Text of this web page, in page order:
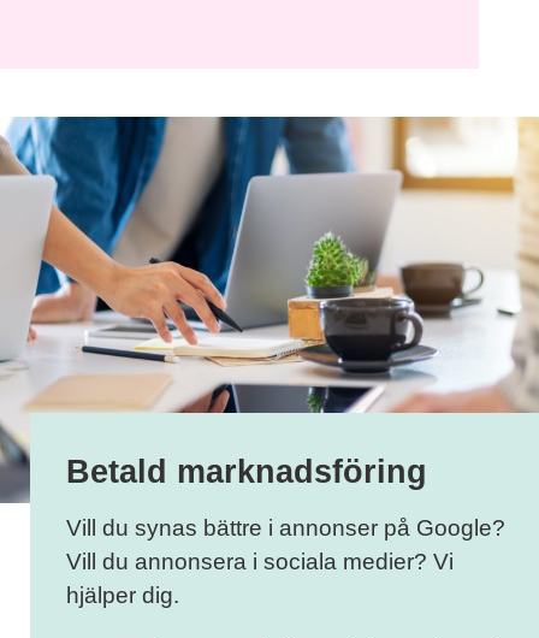
Betald marknadsföring
Vill du synas bättre i annonser på Google?
Vill du annonsera i sociala medier? Vi
hjälper dig.